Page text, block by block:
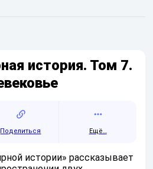
история. Том 7.
Поделиться Ещё…
истории» рассказывает